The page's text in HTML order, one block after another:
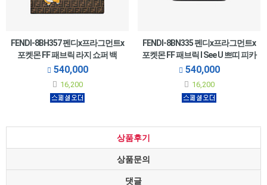
FENDI-8BH357 펜디x프라그먼트x
포켓몬 FF 패브릭 라지 쇼퍼 백
41cm
사용하여 제작한 완벽재현 상품입니다.
540,000
16,200
FENDI-8BN335 펜디x프라그먼트x
포켓몬 FF 패브릭 I See U 쁘띠 피카
부 토트백 20cm
사용하여 제작한 완벽재현 상품입니다.
540,000
16,200
상품후기
상품문의
댓글